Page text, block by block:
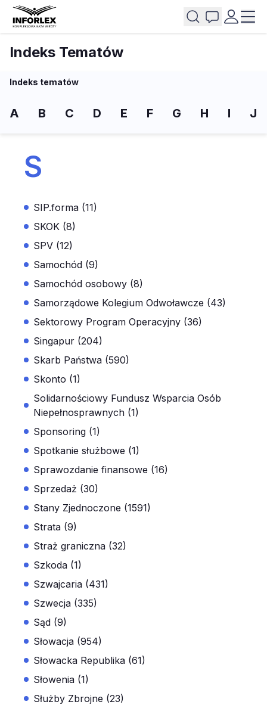
Indeks Tematów
Indeks tematów
A B C D E F G H I J
S
SIP.forma (11)
SKOK (8)
SPV (12)
Samochód (9)
Samochód osobowy (8)
Samorządowe Kolegium Odwoławcze (43)
Sektorowy Program Operacyjny (36)
Singapur (204)
Skarb Państwa (590)
Skonto (1)
Solidarnościowy Fundusz Wsparcia Osób
Niepełnosprawnych (1)
Sponsoring (1)
Spotkanie służbowe (1)
Sprawozdanie finansowe (16)
Sprzedaż (30)
Stany Zjednoczone (1591)
Strata (9)
Straż graniczna (32)
Szkoda (1)
Szwajcaria (431)
Szwecja (335)
Sąd (9)
Słowacja (954)
Słowacka Republika (61)
Słowenia (1)
Służby Zbrojne (23)